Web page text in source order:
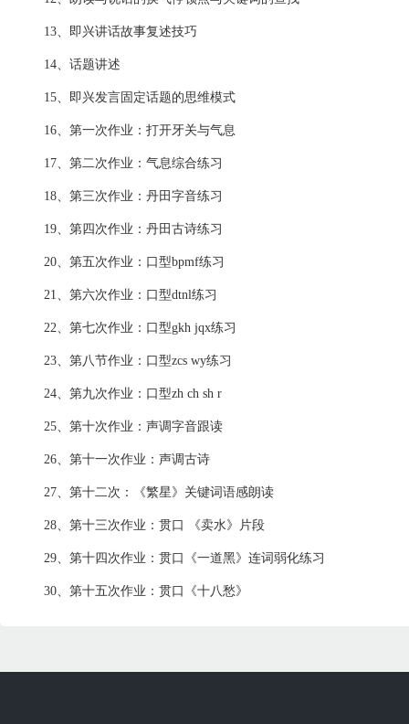
13、即兴讲话故事复述技巧
14、话题讲述
15、即兴发言固定话题的思维模式
16、第一次作业：打开牙关与气息
17、第二次作业：气息综合练习
18、第三次作业：丹田字音练习
19、第四次作业：丹田古诗练习
20、第五次作业：口型bpmf练习
21、第六次作业：口型dtnl练习
22、第七次作业：口型gkh jqx练习
23、第八节作业：口型zcs wy练习
24、第九次作业：口型zh ch sh r
25、第十次作业：声调字音跟读
26、第十一次作业：声调古诗
27、第十二次：《繁星》关键词语感朗读
28、第十三次作业：贯口 《卖水》片段
29、第十四次作业：贯口《一道黑》连词弱化练习
30、第十五次作业：贯口《十八愁》